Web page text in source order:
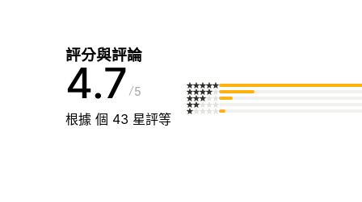
評分與評論
4.7 5
根據 個 43 星評等